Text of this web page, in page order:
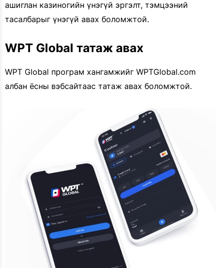
ашиглан казиногийн үнэгүй эргэлт, тэмцээний
тасалбарыг үнэгүй авах боломжтой.
WPT Global татаж авах
WPT Global програм хангамжийг WPTGlobal.com
албан ёсны вэбсайтаас татаж авах боломжтой.